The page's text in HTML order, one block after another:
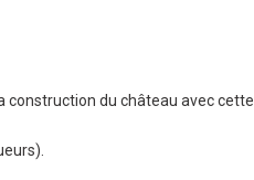
construction du château avec cette